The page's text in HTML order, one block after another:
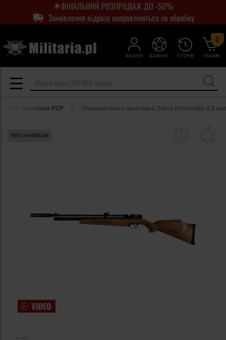
ФІНАЛЬНИЙ РОЗПРОДАЖ ДО -50%
Замовлення відразу направляються на обробку
АКАУНТ ІСТОРІЯ
БАЖАНЕ КОШИК
0
гвинтівки PCP Пневматична гвинтівка Diana Stormrider 4,5 мм
ПЕРСОНАЛІЗАЦІЯ